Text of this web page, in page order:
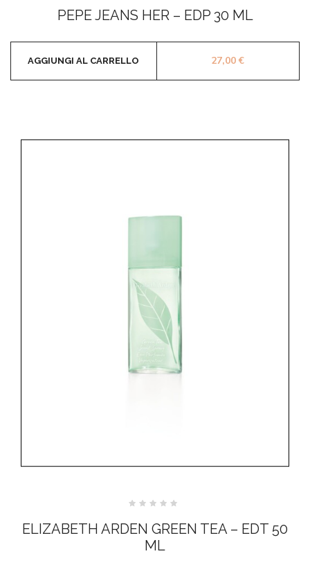
su
5
PEPE JEANS HER – EDP 30 ML
27,00€
AGGIUNGI AL CARRELLO
su
5
ELIZABETH ARDEN GREEN TEA – EDT 50
ML